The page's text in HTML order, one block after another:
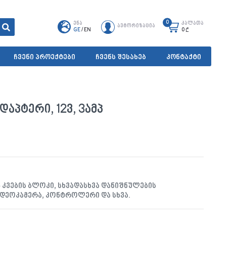
ენა
GE/EN
ავტორიზაცია
0
კალათა
0₾
ჩვენი პროექტები ჩვენს შესახებ კონტაქტი
12ვ, 3ამპ
კვების ბლოკი, სხვადასხვა დანიშნულების
კონტროლერი და სხვა.